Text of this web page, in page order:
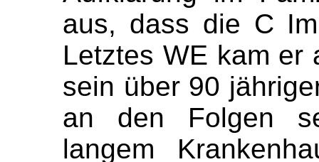
aus, dass die C
Letztes WE kam er
sein über 90
an den Folgen
langem